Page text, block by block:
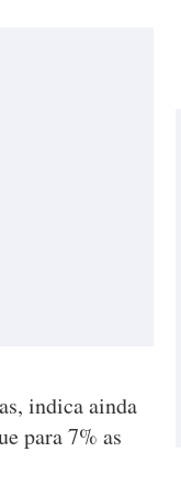
indica ainda
para 7% as